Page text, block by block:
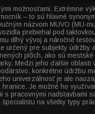
možnosťami. Extrémne
– to sú hlavné
názvom MUVO (MU-
prebiehal pod
dlhý vývoj a náročné
určený pre subjekty údržby
plôch, ako sú mestské
Medzi jeho ďalšie oblasti
konkrétne údržbu
univerzálnosť je ale
Je možné ho
s pracovnými nadstavbami
na všetky typy